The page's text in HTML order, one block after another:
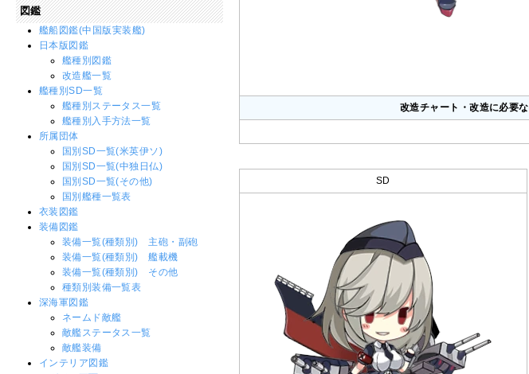
改造チャート・改造に必要
SD
図鑑
艦船図鑑(中国版実装艦)
日本版図鑑
艦種別図鑑
改造艦一覧
艦種別SD一覧
艦種別ステータス一覧
艦種別入手方法一覧
所属団体
国別SD一覧(米英伊ソ)
国別SD一覧(中独日仏)
国別SD一覧(その他)
国別艦種一覧表
衣装図鑑
装備図鑑
装備一覧(種類別) 主砲・副砲
装備一覧(種類別) 艦載機
装備一覧(種類別) その他
種類別装備一覧表
深海軍図鑑
ネームド敵艦
敵艦ステータス一覧
敵艦装備
インテリア図鑑